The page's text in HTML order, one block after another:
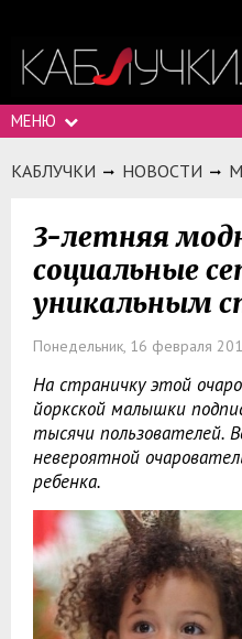
МЕНЮ
КАБЛУЧКИ НОВОСТИ
3-летняя
социальные
уникальным
Понедельник, 16 февраля
На страничку этой
йоркской малышки
тысячи пользователей.
невероятной
ребенка.